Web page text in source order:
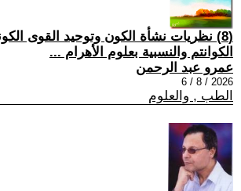
(8) نظريات نشأة الكون وتوحيد القوى
الكوانتم والنسبية بعلوم الأهرام ...
عمرو عبد الرحمن
2026 / 8 / 6
الطب , والعلوم